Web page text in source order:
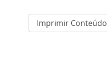
Imprimir Conteúdo